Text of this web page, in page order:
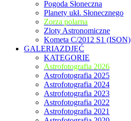
Pogoda Słoneczna
Planety ukł. Słonecznego
Zorza polarna
Zloty Astronomiczne
Kometa C/2012 S1 (ISON)
GALERIAZDJĘĆ
KATEGORIE
Astrofotografia 2026
Astrofotografia 2025
Astrofotografia 2024
Astrofotografia 2023
Astrofotografia 2022
Astrofotografia 2021